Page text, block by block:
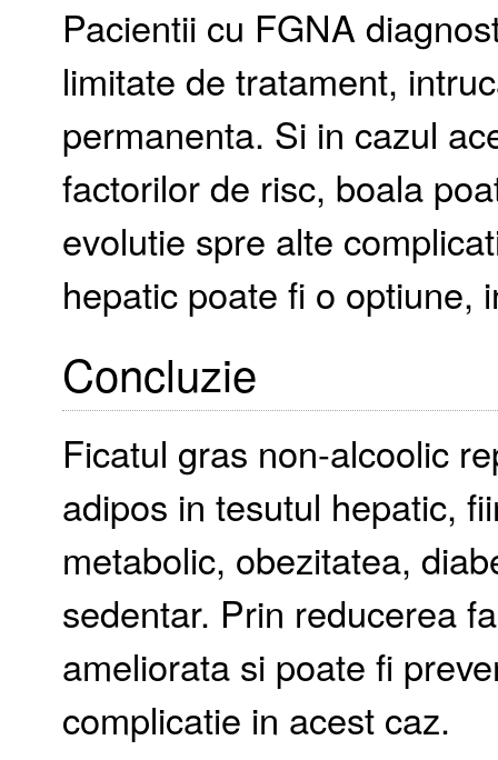
Pacientii cu FGNA
limitate de tratament,
permanenta. Si in cazul
factorilor de risc, boala
evolutie spre alte
hepatic poate fi o optiune,
Concluzie
Ficatul gras non-alcoolic
adipos in tesutul hepatic,
metabolic, obezitatea,
sedentar. Prin reducerea
ameliorata si poate fi
complicatie in acest caz.